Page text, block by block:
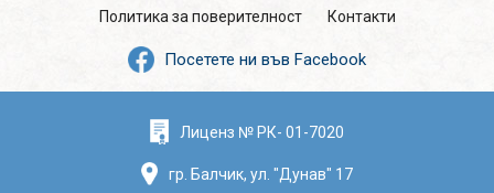
Политика за поверителност
Контакти
Посетете ни във Facebook
Лиценз № РК- 01-7020
гр. Балчик, ул. "Дунав" 17